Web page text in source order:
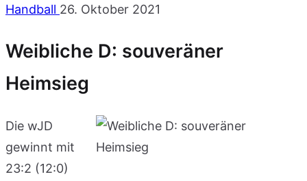
Handball 26. Oktober 2021
Weibliche D: souveräner
Heimsieg
Die wJD
gewinnt mit
23:2 (12:0)